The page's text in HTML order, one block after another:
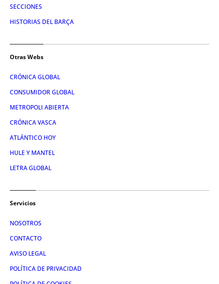
SECCIONES
HISTORIAS DEL BARÇA
Otras Webs
CRÓNICA GLOBAL
CONSUMIDOR GLOBAL
METROPOLI ABIERTA
CRÓNICA VASCA
ATLÁNTICO HOY
HULE Y MANTEL
LETRA GLOBAL
Servicios
NOSOTROS
CONTACTO
AVISO LEGAL
POLÍTICA DE PRIVACIDAD